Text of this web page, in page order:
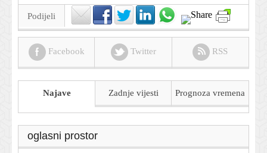
Podijeli
Facebook Twitter RSS
Najave Zadnje vijesti Prognoza vremena
oglasni prostor